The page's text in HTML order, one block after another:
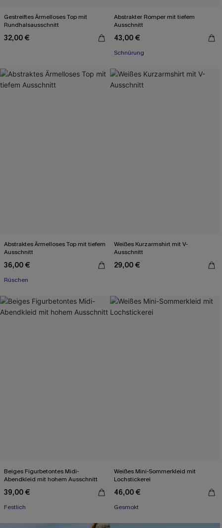
Gestreiftes Ärmelloses Top mit
Rundhalsausschnitt
32,00 €
Abstrakter Romper mit tiefem
Ausschnitt
43,00 €
Schnürung
Abstraktes Ärmelloses Top mit tiefem
Ausschnitt
36,00 €
Rüschen
Weißes Kurzarmshirt mit V-
Ausschnitt
29,00 €
Beiges Figurbetontes Midi-
Abendkleid mit hohem Ausschnitt
39,00 €
Festlich
Weißes Mini-Sommerkleid mit
Lochstickerei
46,00 €
Gesmokt